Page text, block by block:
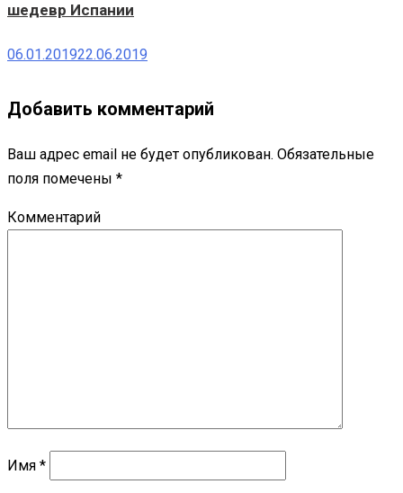
шедевр Испании
06.01.201922.06.2019
Добавить комментарий
Ваш адрес email не будет опубликован. Обязательные
поля помечены *
Комментарий
Имя *